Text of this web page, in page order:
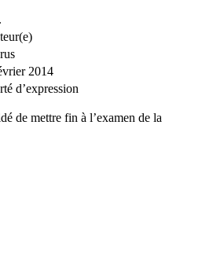
2014
d’expression
de mettre fin à l’examen de la